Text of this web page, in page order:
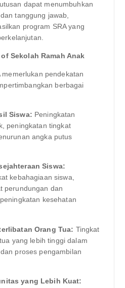
dapat menumbuhkan
tanggung jawab,
program SRA yang
Sekolah Ramah Anak
pendekatan
berbagai
Siswa: Peningkatan
peningkatan tingkat
angka putus
Siswa:
kebahagiaan siswa,
perundungan dan
kesehatan
Orang Tua: Tingkat
yang lebih tinggi dalam
proses pengambilan
yang Lebih Kuat: